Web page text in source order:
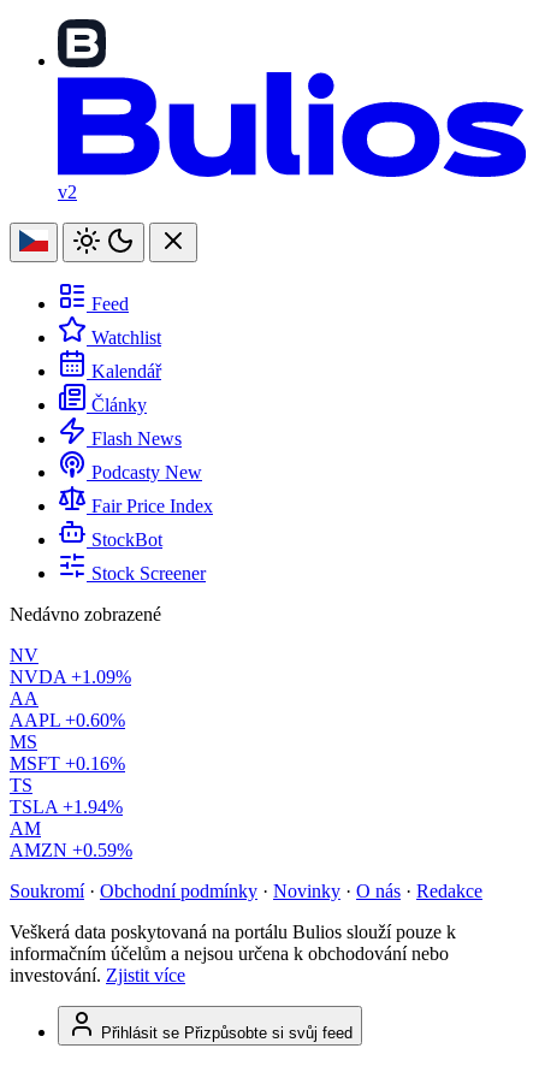
v2
Feed
Watchlist
Kalendář
Články
Flash News
Podcasty New
Fair Price Index
StockBot
Stock Screener
Nedávno zobrazené
NV
NVDA +1.09%
AA
AAPL +0.60%
MS
MSFT +0.16%
TS
TSLA +1.94%
AM
AMZN +0.59%
Soukromí · Obchodní podmínky · Novinky · O nás · Redakce
Veškerá data poskytovaná na portálu Bulios slouží pouze k
informačním účelům a nejsou určena k obchodování nebo
investování. Zjistit více
Přihlásit se Přizpůsobte si svůj feed